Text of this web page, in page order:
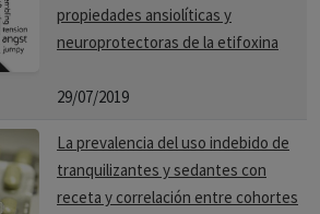
propiedades ansiolíticas y
neuroprotectoras de la etifoxina
29/07/2019
La prevalencia del uso indebido de
tranquilizantes y sedantes con
receta y correlación entre cohortes